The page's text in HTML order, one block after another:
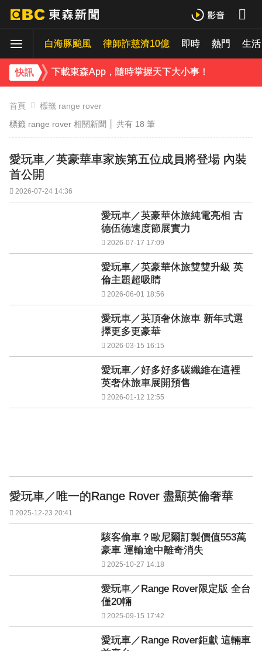
白海豚颱風 律師詐慈濟10億 即時 熱門 生活
快訊
吳東諺結婚10年超寵妻！「主動帶娃」羨煞人妻女星 她認了：心很酸
下載東森App，隨時掌握天下大小事！
首頁
標籤 range rover
標籤 range rover 相關新聞 │ 共有 18 筆
愛玩車／英豪華車家族第五位成員將登場 內裝
首公開
2026-07-24 14:36
愛玩車／英豪華休旅純電亮相 古
德伍德速度節展實力
2026-07-17 17:09
愛玩車／英豪華休旅雙雙升級 英
倫主題超吸睛
2026-06-01 18:56
愛玩車／英頂奢休旅車 新年式選
擇更多更豪華
2026-03-15 16:15
愛玩車／好多好多碳纖維在這裡
英奢休旅車展開預售
2026-01-12 12:55
愛玩車／唯一的Range Rover 盡顯英倫奢華
2025-12-23 20:41
駭客偷車？歐尼爾訂製價值553萬
豪車 運輸途中離奇消失
2025-10-27 14:18
愛玩車／Range Rover限定版 全台
僅20輛
2025-09-15 17:42
愛玩車／Range Rover鉅獻 這輛車